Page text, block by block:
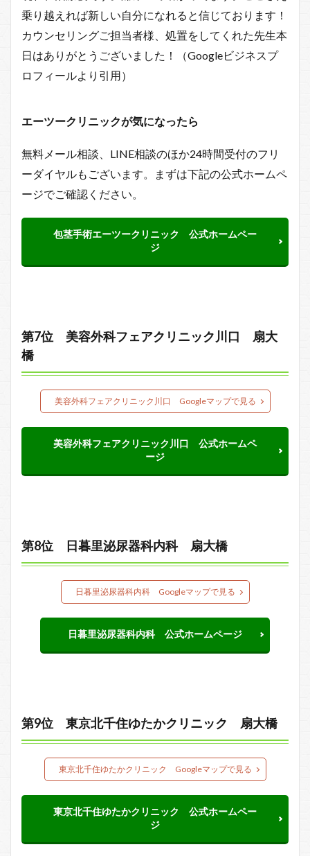
乗り越えれば新しい自分になれると信じております！
カウンセリングご担当者様、処置をしてくれた先生本
日はありがとうございました！（Googleビジネスプ
ロフィールより引用）
エーツークリニックが気になったら
無料メール相談、LINE相談のほか24時間受付のフリ
ーダイヤルもございます。まずは下記の公式ホームペ
ージでご確認ください。
包茎手術エーツークリニック 公式ホームペー
ジ
第7位 美容外科フェアクリニック川口 扇大
橋
美容外科フェアクリニック川口 Googleマップで見る
美容外科フェアクリニック川口 公式ホームペ
ージ
第8位 日暮里泌尿器科内科 扇大橋
日暮里泌尿器科内科 Googleマップで見る
日暮里泌尿器科内科 公式ホームページ
第9位 東京北千住ゆたかクリニック 扇大橋
東京北千住ゆたかクリニック Googleマップで見る
東京北千住ゆたかクリニック 公式ホームペー
ジ